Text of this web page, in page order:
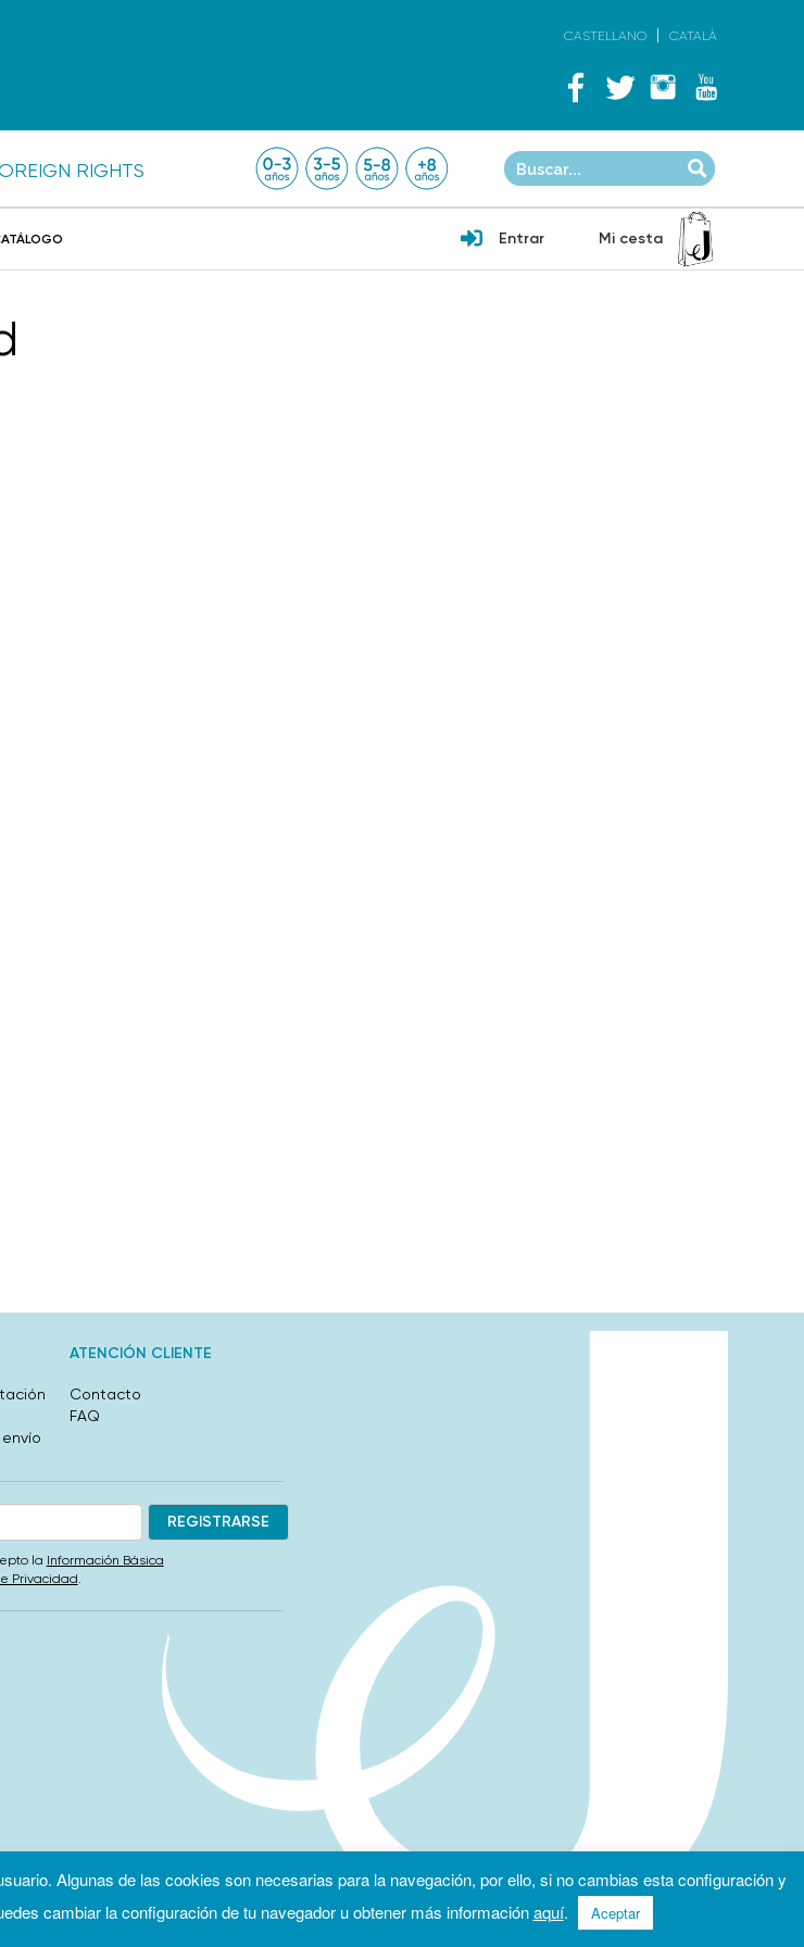
CASTELLANO CATALÀ
RIGHTS
Entrar Mi cesta
ATENCIÓN CLIENTE
Contacto
FAQ
la Información Básica
Privacidad.
Política de cookies
Algunas de las cookies son necesarias para la navegación, por ello, si no cambias esta configuración y
cambiar la configuración de tu navegador u obtener más informaciónaquí. Aceptar